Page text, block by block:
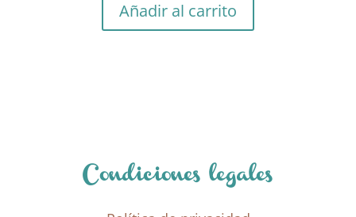
Añadir al carrito
Condiciones legales